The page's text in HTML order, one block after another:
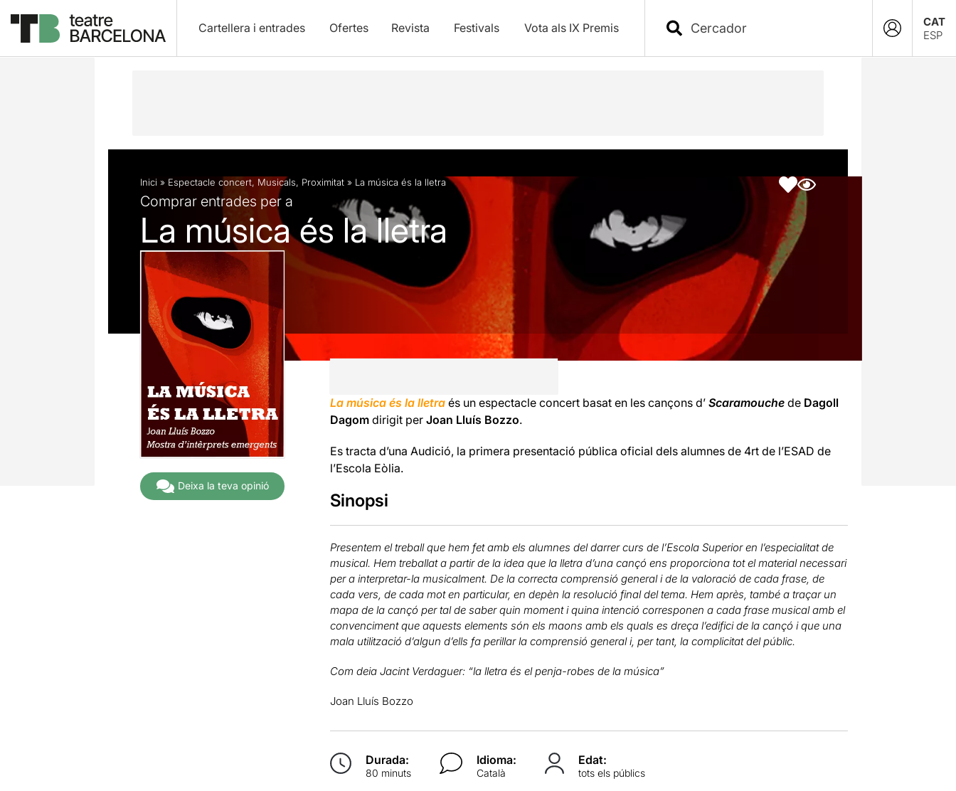
Cartellera i entrades Ofertes Revista Festivals Vota als IX Premis
CAT
ESP
Descripció Fitxa artística
Inici » Espectacle concert, Musicals, Proximitat » La música és la lletra
Comprar entrades per a
La música és la lletra
Deixa la teva opinió
La música és la lletraés un espectacle concert basat en les cançons d’ Scaramouchede Dagoll
Dagomdirigit per Joan Lluís Bozzo.
Es tracta d’una Audició, la primera presentació pública oficial dels alumnes de 4rt de l’ESAD de
l’Escola Eòlia.
Sinopsi
Presentem el treball que hem fet amb els alumnes del darrer curs de l’Escola Superior en l’especialitat de
musical. Hem treballat a partir de la idea que la lletra d’una cançó ens proporciona tot el material necessari
per a interpretar-la musicalment. De la correcta comprensió general i de la valoració de cada frase, de
cada vers, de cada mot en particular, en depèn la resolució final del tema. Hem après, també a traçar un
mapa de la cançó per tal de saber quin moment i quina intenció corresponen a cada frase musical amb el
convenciment que aquests elements són els maons amb els quals es dreça l’edifici de la cançó i que una
mala utilització d’algun d’ells fa perillar la comprensió general i, per tant, la complicitat del públic.
Com deia Jacint Verdaguer: “la lletra és el penja-robes de la música”
Joan Lluís Bozzo
Durada:
80 minuts
Idioma:
Català
Edat:
tots els públics